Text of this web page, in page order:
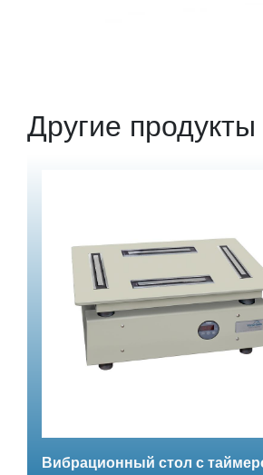
Другие продукты
Вибрационный стол с